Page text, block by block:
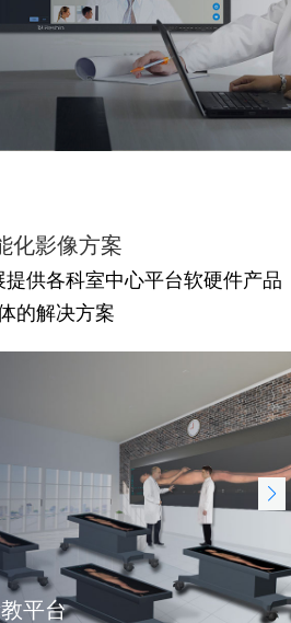
化影像方案
供各科室中心平台软硬件产品
的解决方案
平台